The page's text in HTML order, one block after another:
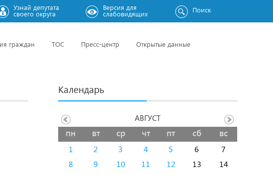
Узнай депутата
своего округа
Версия для
слабовидящих Поиск
граждан ТОС Пресс-центр Открытые данные
Календарь
пн вт ср чт пт сб вс
1 2 3 4 5 6
7
8
9 10 11 12 13
14
АВГУСТ